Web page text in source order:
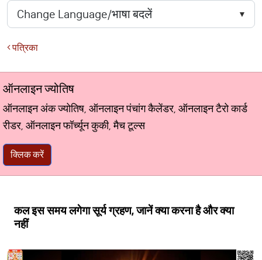
पत्रिका
ऑनलाइन ज्योतिष
ऑनलाइन अंक ज्योतिष, ऑनलाइन पंचांग कैलेंडर, ऑनलाइन टैरो कार्ड
रीडर, ऑनलाइन फॉर्च्यून कुकी, मैच टूल्स
क्लिक करें
कल इस समय लगेगा सूर्य ग्रहण, जानें क्या करना है और क्या
नहीं